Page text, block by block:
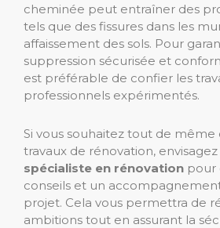
cheminée peut entraîner des
tels que des fissures dans les
affaissement des sols. Pour
suppression sécurisée et
est préférable de confier les
professionnels expérimentés.
Si vous souhaitez tout de
travaux de rénovation,
spécialiste en rénovation pour
conseils et un
projet. Cela vous permettra de
ambitions tout en assurant la